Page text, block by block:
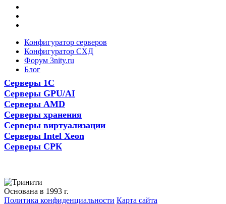
Конфигуратор серверов
Конфигуратор СХД
Форум 3nity.ru
Блог
Серверы 1С
Серверы GPU/AI
Серверы AMD
Серверы хранения
Серверы виртуализации
Серверы Intel Xeon
Серверы СРК
Основана в 1993 г.
Политика конфиденциальности Карта сайта